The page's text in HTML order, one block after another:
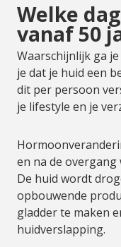
Welke
vanaf 50
Waarschijnlijk ga
je dat je huid een
dit per persoon
je lifestyle en je
en na de
De huid wordt
opbouwende
gladder te maken
huidverslapping.